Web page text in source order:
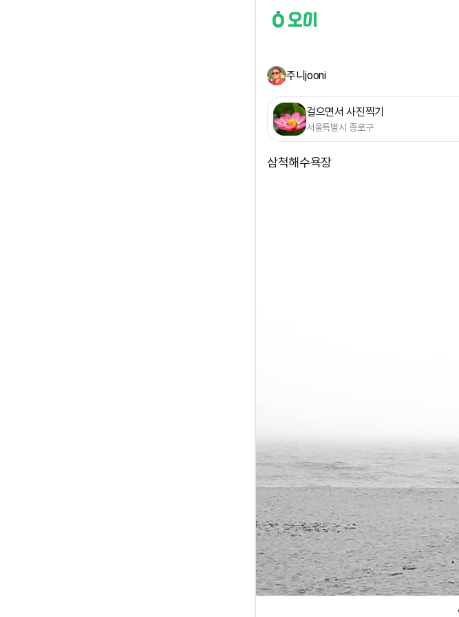
주니jooni
걸으면서 사진찍기
서울특별시 종로구
삼척해수욕장